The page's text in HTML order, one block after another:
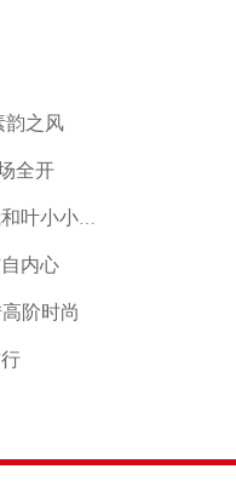
韵之风
全开
伊丽媛领衔主演《冰雪之名》顺利杀青：我和叶小小都属于
内心
阶时尚